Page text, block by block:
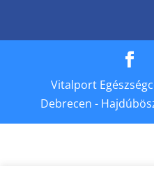
Vitalport
Debrecen -